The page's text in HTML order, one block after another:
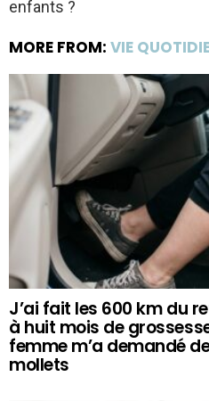
enfants ?
MORE FROM: VIE
J’ai fait les 600 km du
à huit mois de
femme m’a demandé
mollets